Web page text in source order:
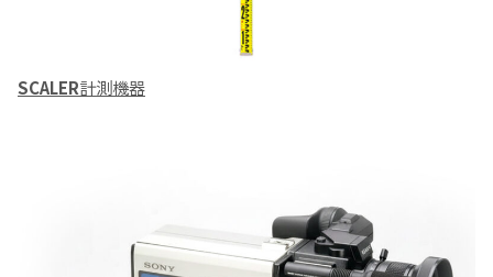
SCALER計測機器